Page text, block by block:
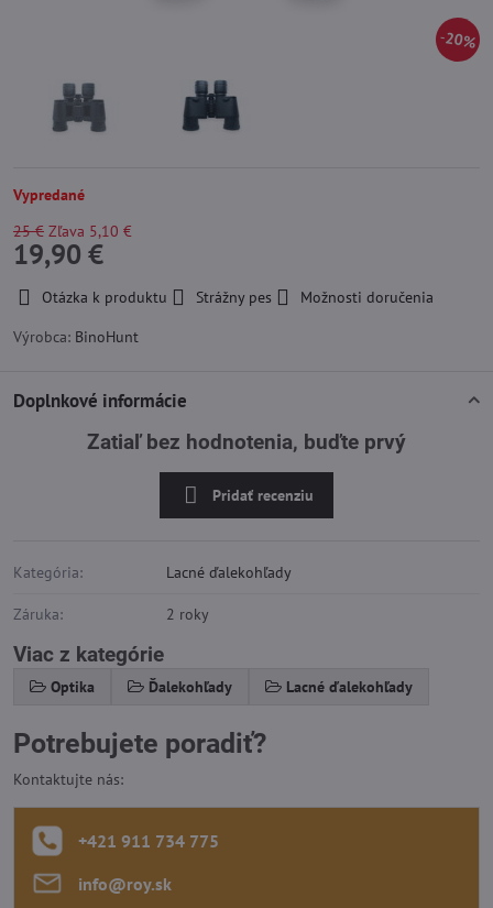
20%
Vypredané
25 € Zľava 5,10 €
19,90 €
Otázka k produktu Strážny pes
Možnosti doručenia
Výrobca: BinoHunt
Doplnkové informácie
Zatiaľ bez hodnotenia, buďte prvý
Pridať recenziu
Kategória: Lacné ďalekohľady
Záruka: 2 roky
Viac z kategórie
Optika Ďalekohľady Lacné ďalekohľady
Potrebujete poradiť?
Kontaktujte nás:
+421 911 734 775
info​@roy​.sk